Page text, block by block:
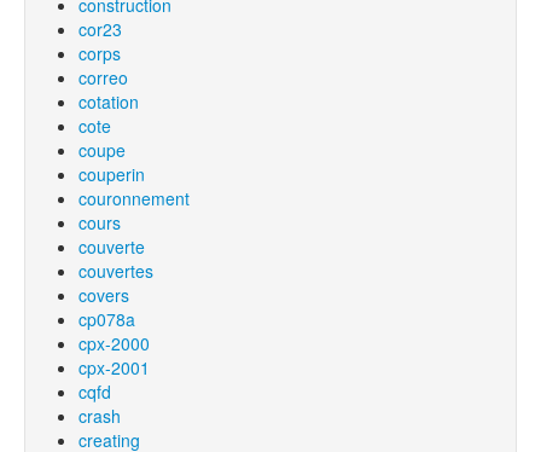
construction
cor23
corps
correo
cotation
cote
coupe
couperin
couronnement
cours
couverte
couvertes
covers
cp078a
cpx-2000
cpx-2001
cqfd
crash
creating